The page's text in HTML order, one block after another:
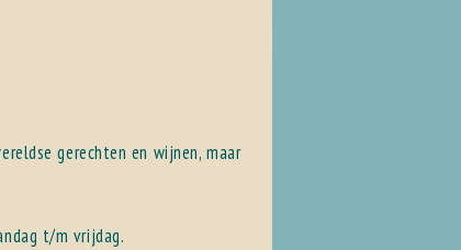
gerechten en wijnen, maar
t/m vrijdag.